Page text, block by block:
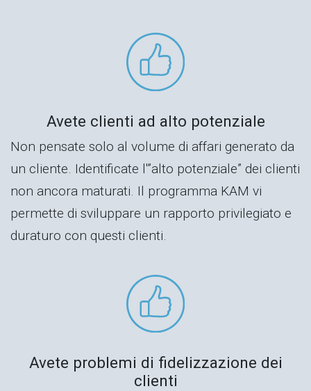
Avete clienti ad alto potenziale
Non pensate solo al volume di affari generato da
un cliente. Identificate l'”alto potenziale” dei clienti
non ancora maturati. Il programma KAM vi
permette di sviluppare un rapporto privilegiato e
duraturo con questi clienti.
Avete problemi di fidelizzazione dei
clienti